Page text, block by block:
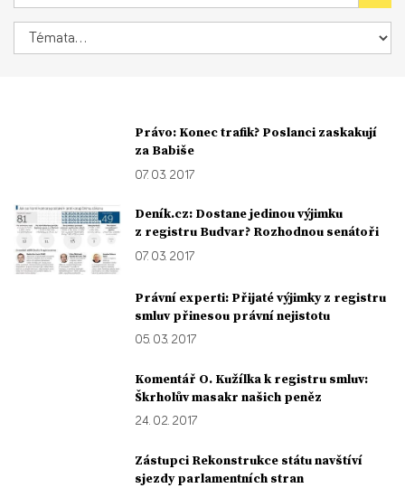
Právo: Konec trafik? Poslanci zaskakují
za Babiše
07. 03. 2017
Deník.cz: Dostane jedinou výjimku
z registru Budvar? Rozhodnou senátoři
07. 03. 2017
Právní experti: Přijaté výjimky z registru
smluv přinesou právní nejistotu
05. 03. 2017
Komentář O. Kužílka k registru smluv:
Škrholův masakr našich peněz
24. 02. 2017
Zástupci Rekonstrukce státu navštíví
sjezdy parlamentních stran